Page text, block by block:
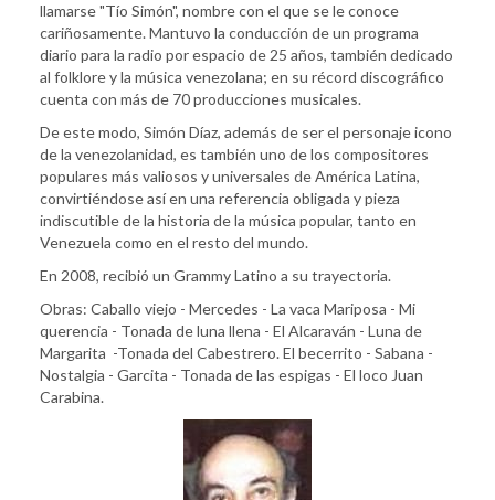
llamarse "Tío Simón", nombre con el que se le conoce
cariñosamente. Mantuvo la conducción de un programa
diario para la radio por espacio de 25 años, también dedicado
al folklore y la música venezolana; en su récord discográfico
cuenta con más de 70 producciones musicales.
De este modo, Simón Díaz, además de ser el personaje icono
de la venezolanidad, es también uno de los compositores
populares más valiosos y universales de América Latina,
convirtiéndose así en una referencia obligada y pieza
indiscutible de la historia de la música popular, tanto en
Venezuela como en el resto del mundo.
En 2008, recibió un Grammy Latino a su trayectoria.
Obras: Caballo viejo - Mercedes - La vaca Mariposa - Mi
querencia - Tonada de luna llena - El Alcaraván - Luna de
Margarita -Tonada del Cabestrero. El becerrito - Sabana -
Nostalgia - Garcita - Tonada de las espigas - El loco Juan
Carabina.